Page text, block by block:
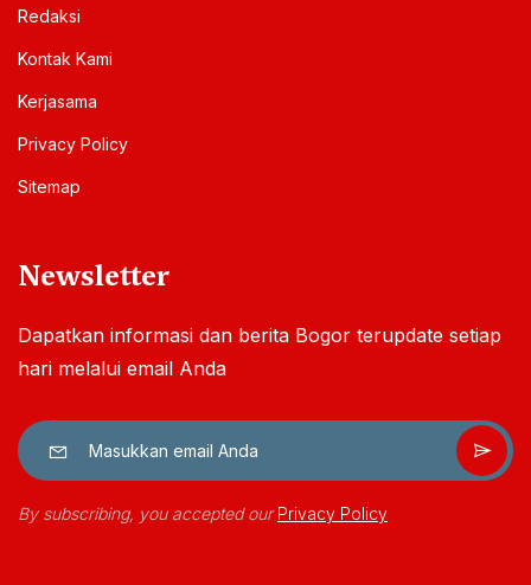
Redaksi
Kontak Kami
Kerjasama
Privacy Policy
Sitemap
Newsletter
Dapatkan informasi dan berita Bogor terupdate setiap
hari melalui email Anda
By subscribing, you accepted ourPrivacy Policy